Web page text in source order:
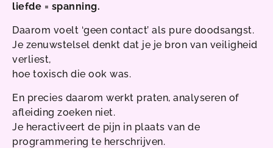
liefde = spanning.
Daarom voelt ‘geen contact’ als pure doodsangst.
Je zenuwstelsel denkt dat je je bron van veiligheid
verliest,
hoe toxisch die ook was.
En precies daarom werkt praten, analyseren of
afleiding zoeken niet.
Je heractiveert de pijn in plaats van de
programmering te herschrijven.